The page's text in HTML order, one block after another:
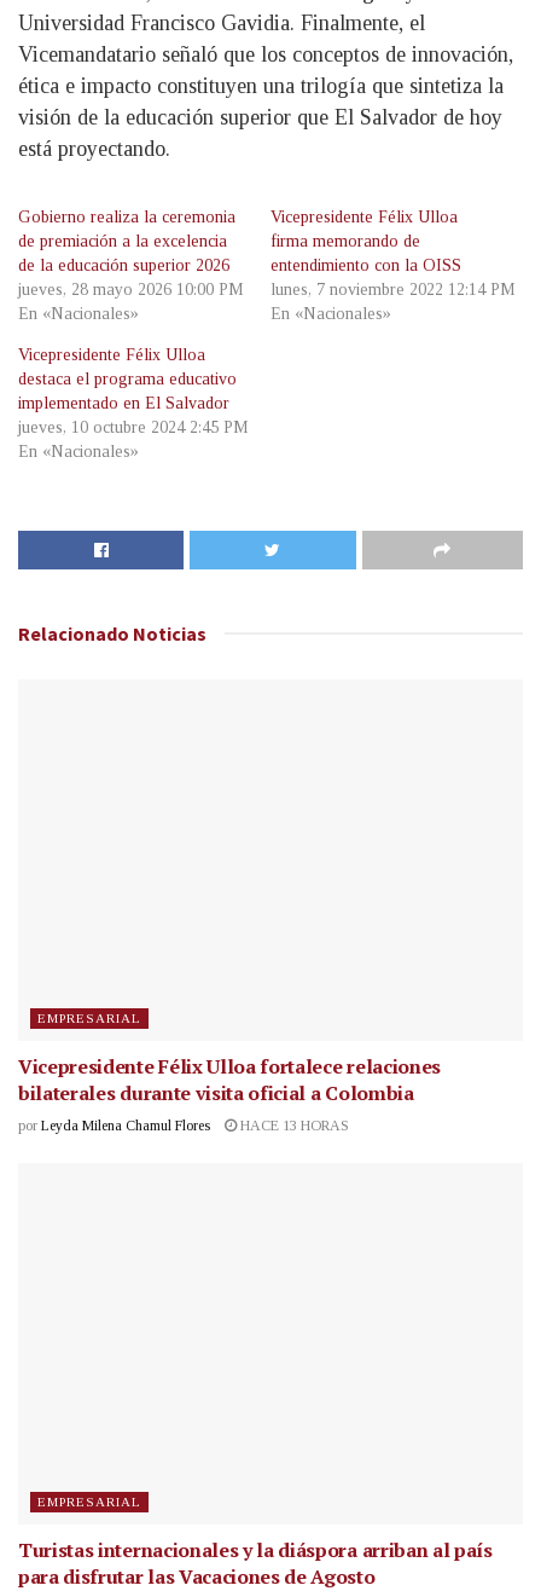
Universidad Francisco Gavidia. Finalmente, el
Vicemandatario señaló que los conceptos de innovación,
ética e impacto constituyen una trilogía que sintetiza la
visión de la educación superior que El Salvador de hoy
está proyectando.
Gobierno realiza la ceremonia
de premiación a la excelencia
de la educación superior 2026
jueves, 28 mayo 2026 10:00 PM
En «Nacionales»
Vicepresidente Félix Ulloa
firma memorando de
entendimiento con la OISS
lunes, 7 noviembre 2022 12:14 PM
En «Nacionales»
Vicepresidente Félix Ulloa
destaca el programa educativo
implementado en El Salvador
jueves, 10 octubre 2024 2:45 PM
En «Nacionales»
Relacionado Noticias
EMPRESARIAL
Vicepresidente Félix Ulloa fortalece relaciones
bilaterales durante visita oficial a Colombia
por Leyda Milena Chamul Flores HACE 13 HORAS
EMPRESARIAL
Turistas internacionales y la diáspora arriban al país
para disfrutar las Vacaciones de Agosto